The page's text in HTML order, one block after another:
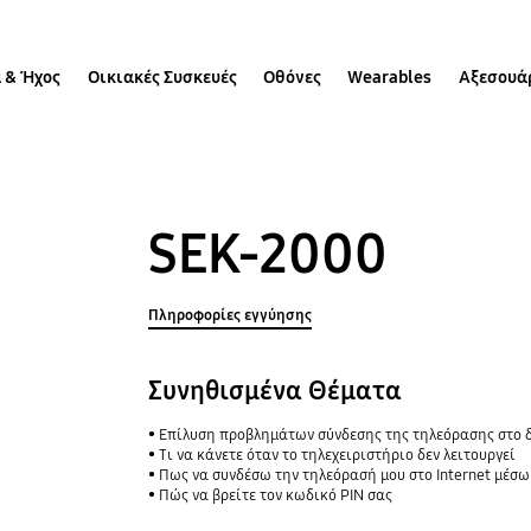
& Ήχος Οικιακές Συσκευές Οθόνες Wearables
SEK-2000
Πληροφορίες εγγύησης
Συνηθισμένα Θέματα
Επίλυση προβλημάτων σύνδεσης της τηλεόρασης στο
Τι να κάνετε όταν το τηλεχειριστήριο δεν λειτουργεί
Πως να συνδέσω την τηλεόρασή μου στο Internet
Πώς να βρείτε τον κωδικό PIN σας